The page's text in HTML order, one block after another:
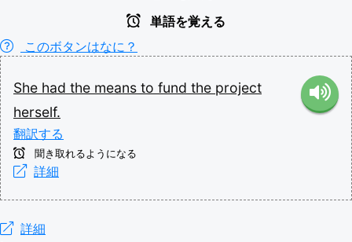
単語を覚える
このボタンはなに？
She had the means to fund the project
herself.
翻訳する
聞き取れるようになる
詳細
詳細